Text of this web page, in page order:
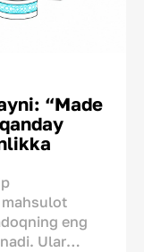
“Made
eng
Ular